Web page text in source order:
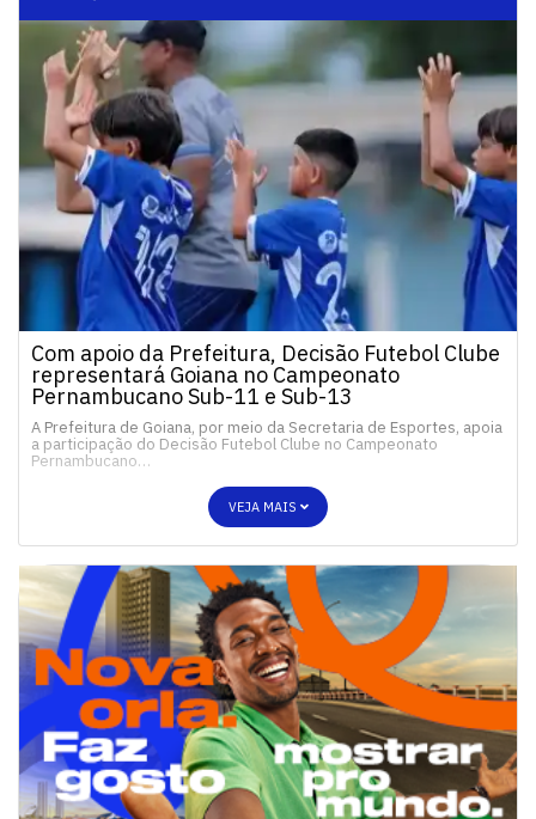
Com apoio da Prefeitura, Decisão Futebol Clube
representará Goiana no Campeonato
Pernambucano Sub-11 e Sub-13
A Prefeitura de Goiana, por meio da Secretaria de Esportes, apoia
a participação do Decisão Futebol Clube no Campeonato
Pernambucano…
VEJA MAIS